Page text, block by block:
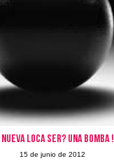
nueva Loca ser? una bomba !
15 de junio de 2012